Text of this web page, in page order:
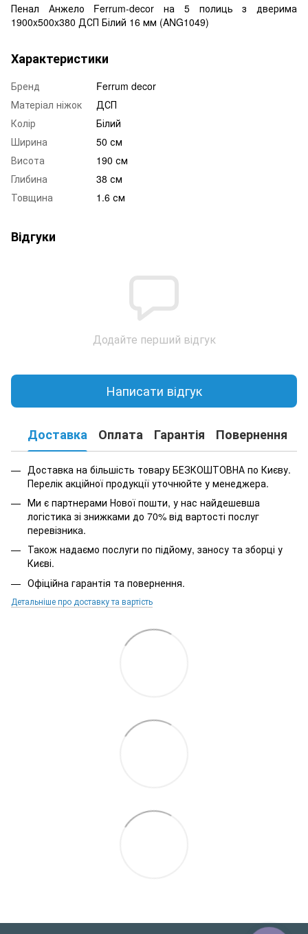
Пенал Анжело Ferrum-decor на 5 полиць з дверима
1900x500x380 ДСП Білий 16 мм (ANG1049)
Характеристики
Бренд
Ferrum decor
Матеріал ніжок
ДСП
Колір
Білий
Ширина
50 см
Висота
190 см
Глибина
38 см
Товщина
1.6 см
Відгуки
Додайте перший відгук
Написати відгук
Доставка Оплата Гарантія Повернення
Доставка на більшість товару БЕЗКОШТОВНА по Києву.
Перелік акційної продукції уточнюйте у менеджера.
Ми є партнерами Нової пошти, у нас найдешевша
логістика зі знижками до 70% від вартості послуг
перевізника.
Також надаємо послуги по підйому, заносу та зборці у
Києві.
Офіційна гарантія та повернення.
Детальніше про доставку та вартість